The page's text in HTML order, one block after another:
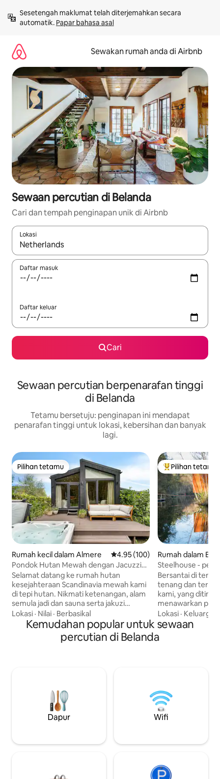
kandungan
Sesetengah maklumat telah diterjemahkan secara
automatik. Papar bahasa asal
Sewakan rumah anda di Airbnb
Sewaan percutian di Belanda
Cari dan tempah penginapan unik di Airbnb
Lokasi
Apabila hasil tersedia, navigasi dengan kekunci anak panah
Daftar masuk
Daftar keluar
Cari
Sewaan percutian berpenarafan tinggi
di Belanda
Tetamu bersetuju: penginapan ini mendapat
penarafan tinggi untuk lokasi, kebersihan dan banyak
lagi.
Pilihan tetamu
Pilihan tetamu
Rumah kecil dalam Almere Penarafan purata 4.95 daripada
4.95 (100)
Pondok Hutan Mewah dengan Jacuzzi
Persendirian, Sauna & Penyaman Udara
Selamat datang ke rumah hutan
kesejahteraan Scandinavia mewah kami
di tepi hutan. Nikmati ketenangan, alam
semula jadi dan sauna serta jakuzi
peribadi anda sendiri, dengan
Amsterdam, Utrecht dan 't Gooi yang
berhampiran untuk perjalanan sehari. Di
sini anda boleh berehat sepenuhnya
Amsterdam & Utrecht 30 minit jauhnya •
Gooimeer berjarak 15 minit • Zandvoort
& pantai 60 minit jauhnya • Laluan
Lokasi · Nilai · Berbasikal
Pilihan utama
Pilihan tetamu
Rumah dalam
Steelhouse -
tepi tasik
Bersantai di
tenang dan
kami, yang
menawarkan
jarang ditemui
Bersantai di
aman. Pada titik
ruang duduk
dan
menakjubkan
anjing:
Lokasi · Keluarga
Kemudahan popular untuk sewaan
percutian di Belanda
Dapur Wifi